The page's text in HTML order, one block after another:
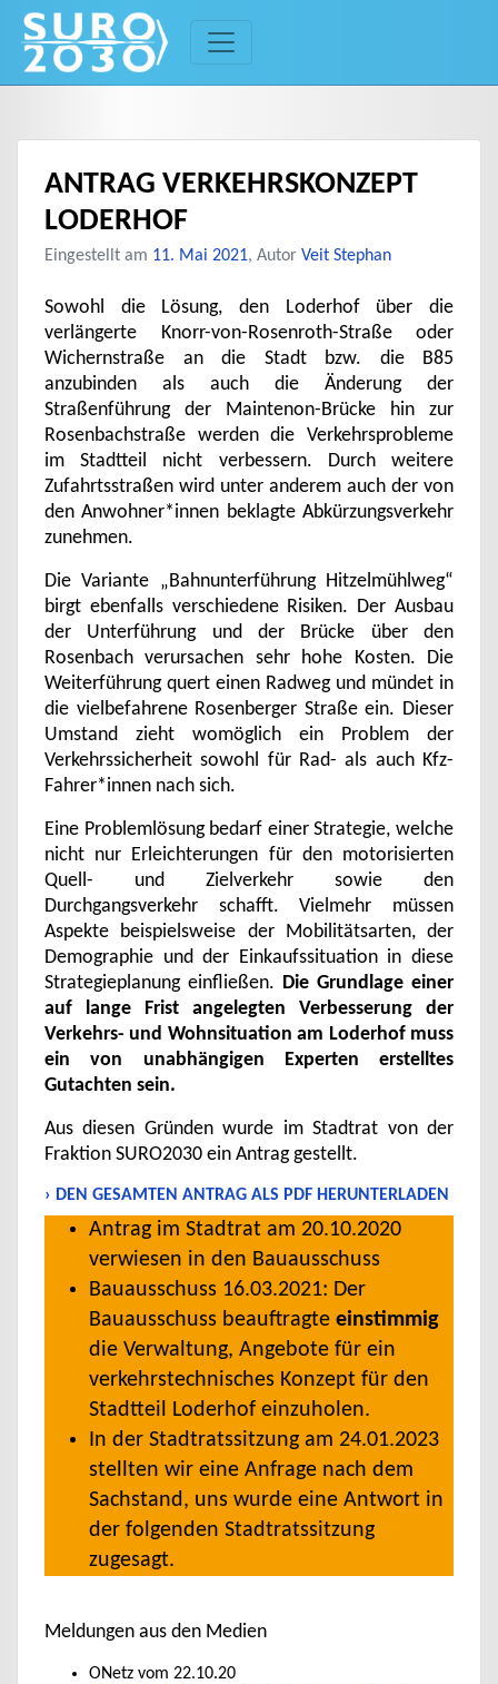
content
ANTRAG VERKEHRSKONZEPT
LODERHOF
Eingestellt am 11. Mai 2021, Autor Veit Stephan
Sowohl die Lösung, den Loderhof über die
verlängerte Knorr-von-Rosenroth-Straße oder
Wichernstraße an die Stadt bzw. die B85
anzubinden als auch die Änderung der
Straßenführung der Maintenon-Brücke hin zur
Rosenbachstraße werden die Verkehrsprobleme
im Stadtteil nicht verbessern. Durch weitere
Zufahrtsstraßen wird unter anderem auch der von
den Anwohner*innen beklagte Abkürzungsverkehr
zunehmen.
Die Variante „Bahnunterführung Hitzelmühlweg“
birgt ebenfalls verschiedene Risiken. Der Ausbau
der Unterführung und der Brücke über den
Rosenbach verursachen sehr hohe Kosten. Die
Weiterführung quert einen Radweg und mündet in
die vielbefahrene Rosenberger Straße ein. Dieser
Umstand zieht womöglich ein Problem der
Verkehrssicherheit sowohl für Rad- als auch Kfz-
Fahrer*innen nach sich.
Eine Problemlösung bedarf einer Strategie, welche
nicht nur Erleichterungen für den motorisierten
Quell- und Zielverkehr sowie den
Durchgangsverkehr schafft. Vielmehr müssen
Aspekte beispielsweise der Mobilitätsarten, der
Demographie und der Einkaufssituation in diese
Strategieplanung einfließen.
Die Grundlage einer
auf lange Frist angelegten Verbesserung der
Verkehrs- und Wohnsituation am Loderhof muss
ein von unabhängigen Experten erstelltes
Gutachten sein.
Aus diesen Gründen wurde im Stadtrat von der
Fraktion SURO2030 ein Antrag gestellt.
› DEN GESAMTEN ANTRAG ALS PDF HERUNTERLADEN
Antrag im Stadtrat am 20.10.2020
verwiesen in den Bauausschuss
Bauausschuss 16.03.2021: Der
Bauausschuss beauftragte einstimmig
die Verwaltung, Angebote für ein
verkehrstechnisches Konzept für den
Stadtteil Loderhof einzuholen.
In der Stadtratssitzung am 24.01.2023
stellten wir eine Anfrage nach dem
Sachstand, uns wurde eine Antwort in
der folgenden Stadtratssitzung
zugesagt.
Meldungen aus den Medien
ONetz vom 22.10.20